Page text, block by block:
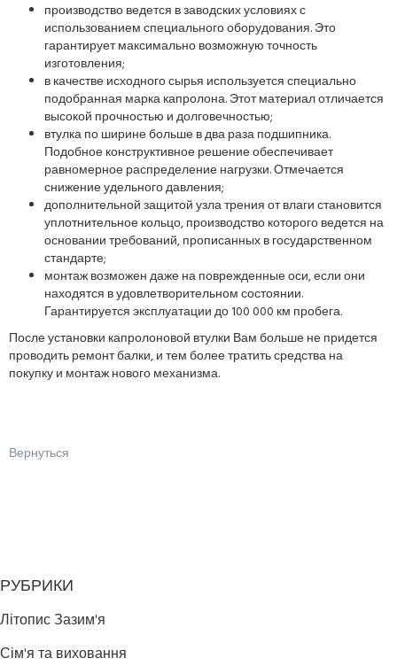
производство ведется в заводских условиях с
использованием специального оборудования. Это
гарантирует максимально возможную точность
изготовления;
в качестве исходного сырья используется специально
подобранная марка капролона. Этот материал отличается
высокой прочностью и долговечностью;
втулка по ширине больше в два раза подшипника.
Подобное конструктивное решение обеспечивает
равномерное распределение нагрузки. Отмечается
снижение удельного давления;
дополнительной защитой узла трения от влаги становится
уплотнительное кольцо, производство которого ведется на
основании требований, прописанных в государственном
стандарте;
монтаж возможен даже на поврежденные оси, если они
находятся в удовлетворительном состоянии.
Гарантируется эксплуатации до 100 000 км пробега.
После установки капролоновой втулки Вам больше не придется
проводить ремонт балки, и тем более тратить средства на
покупку и монтаж нового механизма.
Вернуться
РУБРИКИ
Літопис Зазим'я
Сім'я та виховання